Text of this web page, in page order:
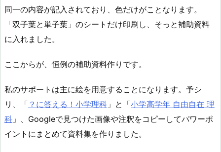
同一の内容が記入されており、色だけがことなります。
「双子葉と単子葉」のシートだけ印刷し、そっと補助資料
に入れました。
ここからが、恒例の補助資料作りです。
私のサポートは主に絵を用意することになります。予シ
リ、「 ？に答える！小学理科 」と「小学高学年 自由自在 理
科 」、Googleで見つけた画像や注釈をコピーしてパワーポ
イントにまとめて資料集を作りました。